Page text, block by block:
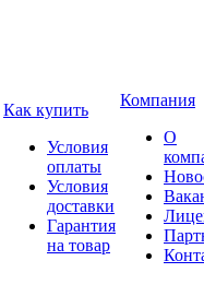
Как купить
Условия
оплаты
Условия
доставки
Гарантия
на товар
Компания
О